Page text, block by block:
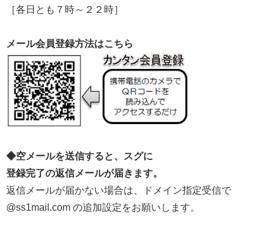
［各日とも７時～２２時］
メール会員登録方法はこちら
◆空メールを送信すると、スグに
登録完了の返信メールが届きます。
返信メールが届かない場合は、ドメイン指定受信で
@ss1mail.com の追加設定をお願いします。